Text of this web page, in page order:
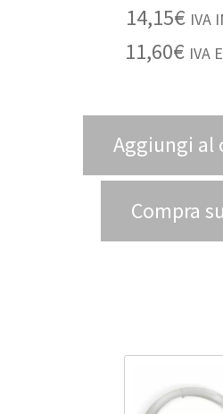
14,15€ IVA
11,60€ IVA
Aggiungi al
Compra